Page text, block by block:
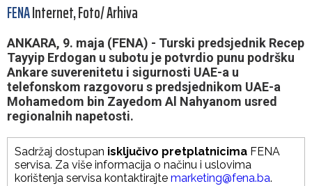
FENAInternet, Foto/ Arhiva
ANKARA, 9. maja (FENA) - Turski predsjednik Recep
Tayyip Erdogan u subotu je potvrdio punu podršku
Ankare suverenitetu i sigurnosti UAE-a u
telefonskom razgovoru s predsjednikom UAE-a
Mohamedom bin Zayedom Al Nahyanom usred
regionalnih napetosti.
Sadržaj dostupan isključivo pretplatnicima FENA
servisa. Za više informacija o načinu i uslovima
korištenja servisa kontaktirajte marketing@fena.ba.